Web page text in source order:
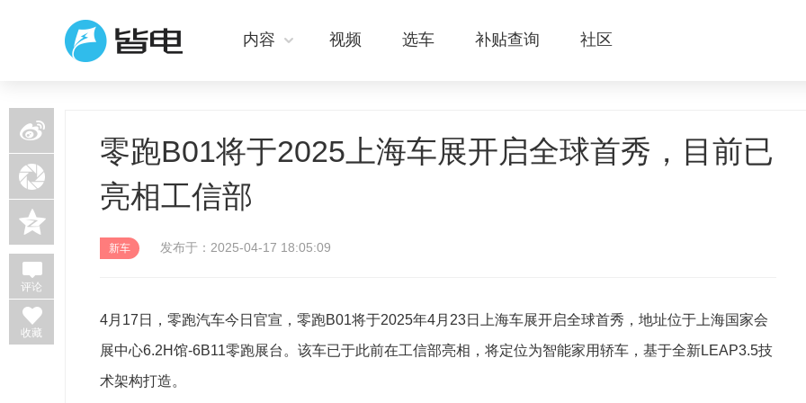
内容 视频 选车 补贴查询 社区
零跑B01将于2025上海车展开启全球首秀，目前已
亮相工信部
新车 发布于：2025-04-17 18:05:09
4月17日，零跑汽车今日官宣，零跑B01将于2025年4月23日上海车展开启全球首秀，地址位于上海国家会
展中心6.2H馆-6B11零跑展台。该车已于此前在工信部亮相，将定位为智能家用轿车，基于全新LEAP3.5技
术架构打造。
微信
QQ空间
评论
收藏